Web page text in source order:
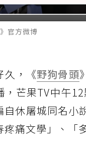
官方微博
久，《野狗骨頭
，芒果TV中午
自休屠城同名小
疼痛文學」、